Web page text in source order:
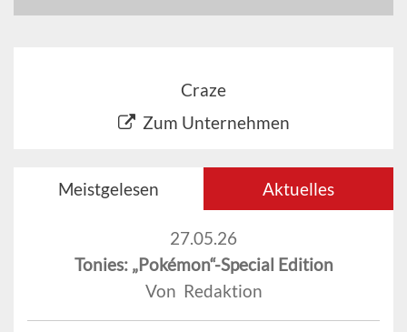
Craze
Zum Unternehmen
Meistgelesen Aktuelles
27.05.26
Tonies: „Pokémon“-Special Edition
Von Redaktion